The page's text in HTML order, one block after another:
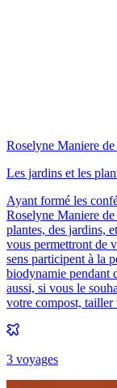
Roselyne Maniere
Les jardins et les
Ayant formé les
Roselyne Maniere
plantes, des jardins,
vous permettront de
sens participent à la
biodynamie pendant
aussi, si vous le
votre compost,
3 voyages